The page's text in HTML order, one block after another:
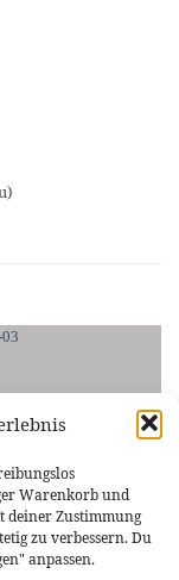
Warenkorb und
deiner Zustimmung
zu verbessern. Du
anpassen.